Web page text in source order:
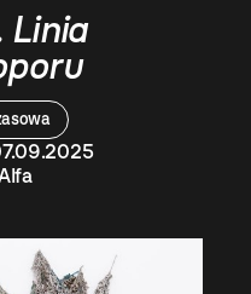
Linia